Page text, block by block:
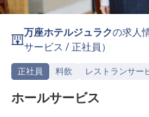
ホテル・宿泊業界情報
無料 転職サポー
採用をお考え
万座ホテルジュラクの求人
サービス /正社員 ）
正社員 料飲 レストランサー
ホールサービス